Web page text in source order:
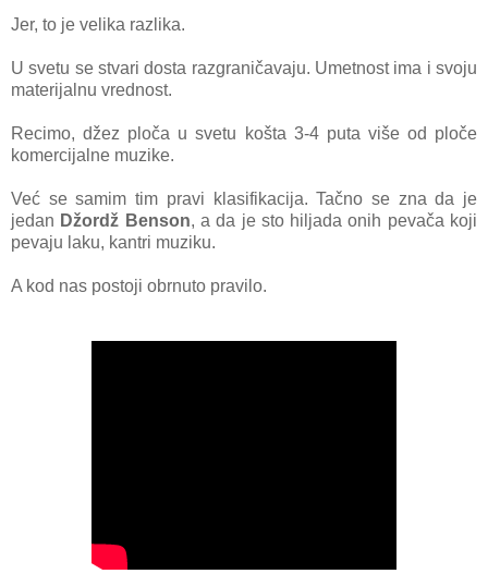
Jer, to je velika razlika.
U svetu se stvari dosta razgraničavaju. Umetnost ima i svoju
materijalnu vrednost.
Recimo, džez ploča u svetu košta 3-4 puta više od ploče
komercijalne muzike.
Već se samim tim pravi klasifikacija. Tačno se zna da je
jedan Džordž Benson, a da je sto hiljada onih pevača koji
pevaju laku, kantri muziku.
A kod nas postoji obrnuto pravilo.